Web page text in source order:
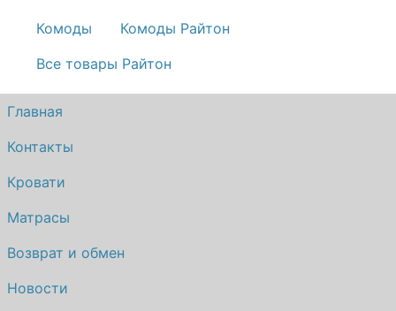
Комоды
Комоды Райтон
Все товары Райтон
Главная
Контакты
Кровати
Матрасы
Возврат и обмен
Новости